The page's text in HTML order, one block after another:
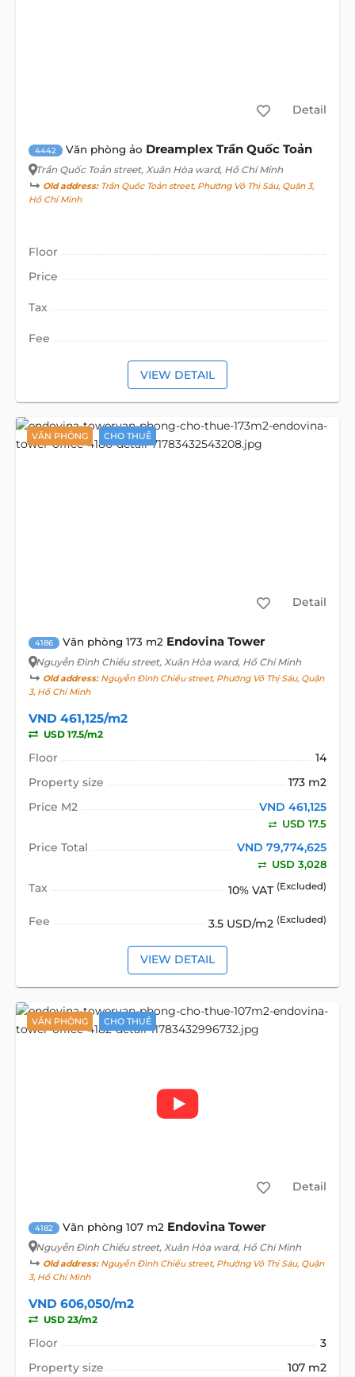
Detail
4442 Văn phòng ảo Dreamplex Trần Quốc Toản
Trần Quốc Toản street, Xuân Hòa ward, Hồ Chí Minh
Old address:Trần Quốc Toản street, Phường Võ Thị Sáu, Quận 3,
Hồ Chí Minh
Floor
Price
Tax
Fee
VIEW DETAIL
VĂN PHÒNG CHO THUÊ
Detail
4186 Văn phòng 173 m2 Endovina Tower
Nguyễn Đình Chiểu street, Xuân Hòa ward, Hồ Chí Minh
Old address:Nguyễn Đình Chiểu street, Phường Võ Thị Sáu, Quận
3, Hồ Chí Minh
VND 461,125/m2
USD 17.5/m2
Floor
14
Property size
173 m2
Price M2
VND 461,125
USD 17.5
Price Total VND 79,774,625
USD 3,028
Tax 10% VAT (Excluded)
Fee 3.5 USD/m2 (Excluded)
VIEW DETAIL
VĂN PHÒNG CHO THUÊ
Detail
4182 Văn phòng 107 m2 Endovina Tower
Nguyễn Đình Chiểu street, Xuân Hòa ward, Hồ Chí Minh
Old address:Nguyễn Đình Chiểu street, Phường Võ Thị Sáu, Quận
3, Hồ Chí Minh
VND 606,050/m2
USD 23/m2
Floor
3
Property size
107 m2